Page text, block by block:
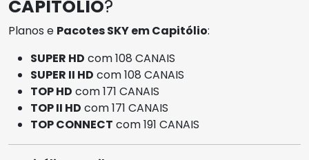
CAPITÓLIO?
Planos e Pacotes SKY em Capitólio:
SUPER HD com 108 CANAIS
SUPER II HD com 108 CANAIS
TOP HD com 171 CANAIS
TOP II HD com 171 CANAIS
TOP CONNECT com 191 CANAIS